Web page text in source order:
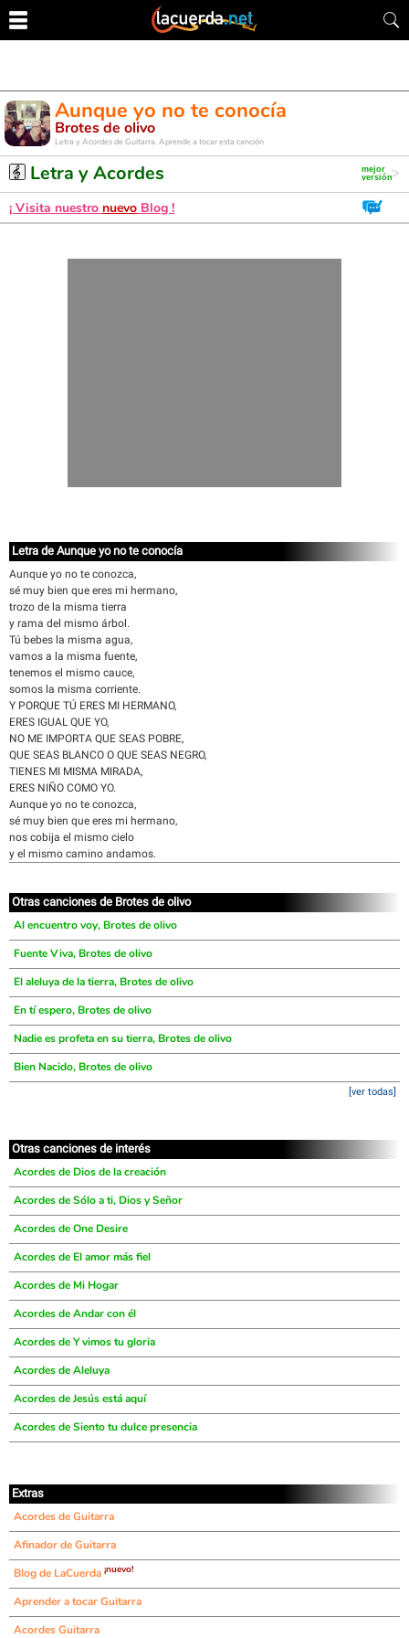
Aunque yo no te conocía
Brotes de olivo
Letra y Acordes de Guitarra. Aprende a tocar esta canción
Letra y Acordes
¡ Visita nuestro nuevo Blog !
Letra de Aunque yo no te conocía
Aunque yo no te conozca,
sé muy bien que eres mi hermano,
trozo de la misma tierra
y rama del mismo árbol.
Tú bebes la misma agua,
vamos a la misma fuente,
tenemos el mismo cauce,
somos la misma corriente.
Y PORQUE TÚ ERES MI HERMANO,
ERES IGUAL QUE YO,
NO ME IMPORTA QUE SEAS POBRE,
QUE SEAS BLANCO O QUE SEAS NEGRO,
TIENES MI MISMA MIRADA,
ERES NIÑO COMO YO.
Aunque yo no te conozca,
sé muy bien que eres mi hermano,
nos cobija el mismo cielo
y el mismo camino andamos.
Otras canciones de Brotes de olivo
Al encuentro voy, Brotes de olivo
Fuente Viva, Brotes de olivo
El aleluya de la tierra, Brotes de olivo
En tí espero, Brotes de olivo
Nadie es profeta en su tierra, Brotes de olivo
Bien Nacido, Brotes de olivo
[ver todas]
Otras canciones de interés
Acordes de Dios de la creación
Acordes de Sólo a ti, Dios y Señor
Acordes de One Desire
Acordes de El amor más fiel
Acordes de Mi Hogar
Acordes de Andar con él
Acordes de Y vimos tu gloria
Acordes de Aleluya
Acordes de Jesús está aquí
Acordes de Siento tu dulce presencia
Extras
Acordes de Guitarra
Afinador de Guitarra
Blog de LaCuerda ¡nuevo!
Aprender a tocar Guitarra
Acordes Guitarra